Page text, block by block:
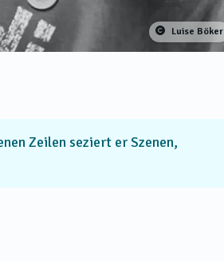
Luise Böker
Zeilen seziert er Szenen,